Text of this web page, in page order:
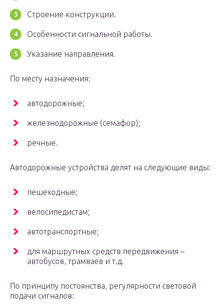
Строение конструкции.
Особенности сигнальной работы.
Указание направления.
По месту назначения:
автодорожные;
железнодорожные (семафор);
речные.
Автодорожные устройства делят на следующие виды:
пешеходные;
велосипедистам;
автотранспортные;
для маршрутных средств передвижения –
автобусов, трамваев и т.д.
По принципу постоянства, регулярности световой
подачи сигналов: